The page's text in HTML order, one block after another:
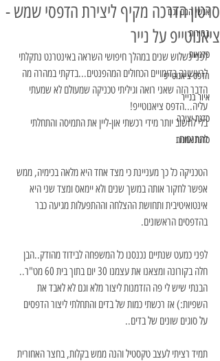
אנשי הגם וגם
בחירות
סדנאות
הדפס ציאנוטייפ
איור בנייר
סדנת יצירה
סדנת אמנות
סרטון הדרכה מקיף ליצירת הדפסי שמש -
ציאנוטייפ על נייר
לפני כשלוש שנים במהלך חיפושי השראה באינטרנט נתקלתי
לראשונה בדימויים הכחולים המהפנטים...בדקתי במהרה מה
הדבר הזה שאני רואה וגיליתי טכניקה שמעולם לא שמעתי
עליה...הדפס ציאנוטייפ!
בלי לחשוב יותר מידי רכשתי און-ליין את התמיסה והתחלתי
להתנסות.
הטכניקה כל כך מעניינת כי מצד אחד היא מלאה בכימיה, ממש
אפשר לחקור אותה במשך שנים ולא יימאס ומצד שני היא
אינטואיטיבית ותחושת ההצלחה וההתפעלות מגיעה כבר
בהדפסים הראשונים.
לפני כמעט שנתיים נכנסנו כל המשפחה לבידוד מהודק..הבן
חלה בקורונה ומצאנו את עצמנו 30 יום בתוך בית 60 מט"ר..
הבנתי שיש לי פה הזדמנות ליצור מלא וגם לא לאבד את
השפיות:) אז רכשתי כמות של בדים והתחלתי ליצור הדפסים
על סוגים שונים של בדים..
תמיד רציתי לעצב טקסטיל והנה ממש בקלות, בחצר האחורית